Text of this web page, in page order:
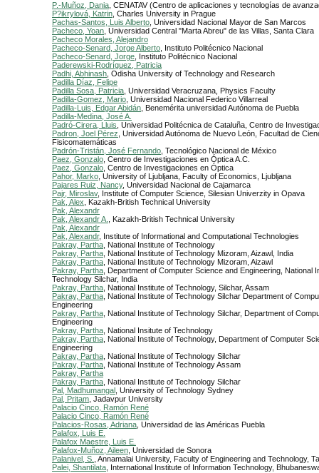
P.-Muñoz, Dania , CENATAV (Centro de aplicaciones y tecnologías de
P?ikrylová, Katrin , Charles University in Prague
Pachas-Santos, Luis Alberto , Universidad Nacional Mayor de San Marcos
Pacheco, Yoan , Universidad Central "Marta Abreu" de las Villas, Santa Clara
Pacheco Morales, Alejandro
Pacheco-Senard, Jorge Alberto , Instituto Politécnico Nacional
Pacheco-Senard, Jorge , Instituto Politécnico Nacional
Paderewski-Rodríguez, Patricia
Padhi, Abhinash , Odisha University of Technology and Research
Padilla Díaz, Felipe
Padilla Sosa, Patricia , Universidad Veracruzana, Physics Faculty
Padilla-Gomez, Mario , Universidad Nacional Federico Villarreal
Padilla-Luis, Edgar Abidán , Benemérita universidad Autónoma de Puebla
Padilla-Medina, José A.
Padró-Cirera, Lluis , Universidad Politécnica de Cataluña, Centro de
Padron, Joel Pérez , Universidad Autónoma de Nuevo León, Facultad de
Fisicomatemáticas
Padrón-Tristán, José Fernando , Tecnológico Nacional de México
Paez, Gonzalo , Centro de Investigaciones en Óptica A.C.
Paez, Gonzalo , Centro de Investigaciones en Óptica
Pahor, Marko , University of Ljubljana, Faculty of Economics, Ljubljana
Pajares Ruiz, Nancy, Universidad Nacional de Cajamarca
Pajr, Miroslav, Institute of Computer Science, Silesian Univerzity in Opava
Pak, Alex , Kazakh-British Technical University
Pak, Alexandr
Pak, Alexandr A.
, Kazakh-British Technical University
Pak, Alexandr
Pak, Alexandr, Institute of Informational and Computational Technologies
Pakray, Partha , National Institute of Technology
Pakray, Partha , National Institute of Technology Mizoram, Aizawl, India
Pakray, Partha , National Institute of Technology Mizoram, Aizawl
Pakray, Partha , Department of Computer Science and Engineering, National
Technology Silchar, India
Pakray, Partha , National Institute of Technology, Silchar, Assam
Pakray, Partha , National Institute of Technology Silchar Department of
Engineering
Pakray, Partha , National Institute of Technology Silchar, Department of
Engineering
Pakray, Partha , National Insitute of Technology
Pakray, Partha , National Institute of Technology, Department of Computer
Engineering
Pakray, Partha , National Institute of Technology Silchar
Pakray, Partha , National Institute of Technology Assam
Pakray, Partha
Pakray, Partha , National Institute of Technology Silchar
Pal, Madhumangal
, University of Technology Sydney
Pal, Pritam , Jadavpur University
Palacio Cinco, Ramón René
Palacio Cinco, Ramón René
Palacios-Rosas, Adriana , Universidad de las Américas Puebla
Palafox, Luis E.
Palafox Maestre, Luis E.
Palafox-Muñoz, Aileen , Universidad de Sonora
Palanivel, S.
, Annamalai University, Faculty of Engineering and Technology,
Palei, Shantilata , International Institute of Information Technology,